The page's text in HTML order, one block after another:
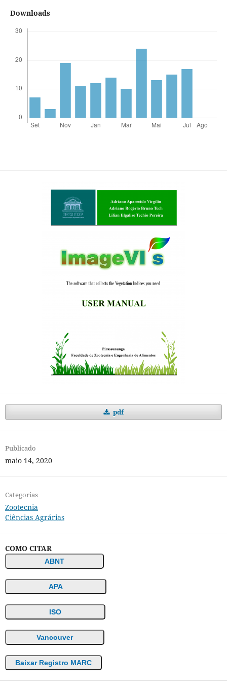
Downloads
pdf
Publicado
maio 14, 2020
Categorias
Zootecnia
Ciências Agrárias
COMO CITAR
ABNT
APA
ISO
Vancouver
Baixar Registro MARC